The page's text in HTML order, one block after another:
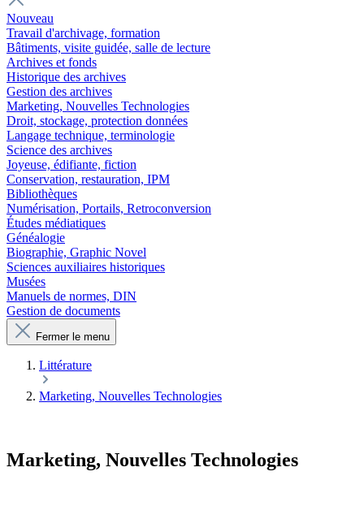
Nouveau
Travail d'archivage, formation
Bâtiments, visite guidée, salle de lecture
Archives et fonds
Historique des archives
Gestion des archives
Marketing, Nouvelles Technologies
Droit, stockage, protection données
Langage technique, terminologie
Science des archives
Joyeuse, édifiante, fiction
Conservation, restauration, IPM
Bibliothèques
Numérisation, Portails, Retroconversion
Études médiatiques
Généalogie
Biographie, Graphic Novel
Sciences auxiliaires historiques
Musées
Manuels de normes, DIN
Gestion de documents
Fermer le menu
Littérature
Marketing, Nouvelles Technologies
Marketing, Nouvelles Technologies